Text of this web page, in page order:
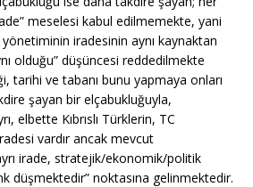
meselesi kabul edilmemekte, yani
yönetiminin iradesinin aynı kaynaktan
olduğu” düşüncesi reddedilmekte
tarihi ve tabanı bunu yapmaya onları
şayan bir elçabukluğuyla,
elbette Kıbrıslı Türklerin, TC
vardır ancak mevcut
irade, stratejik/ekonomik/politik
düşmektedir” noktasına gelinmektedir.